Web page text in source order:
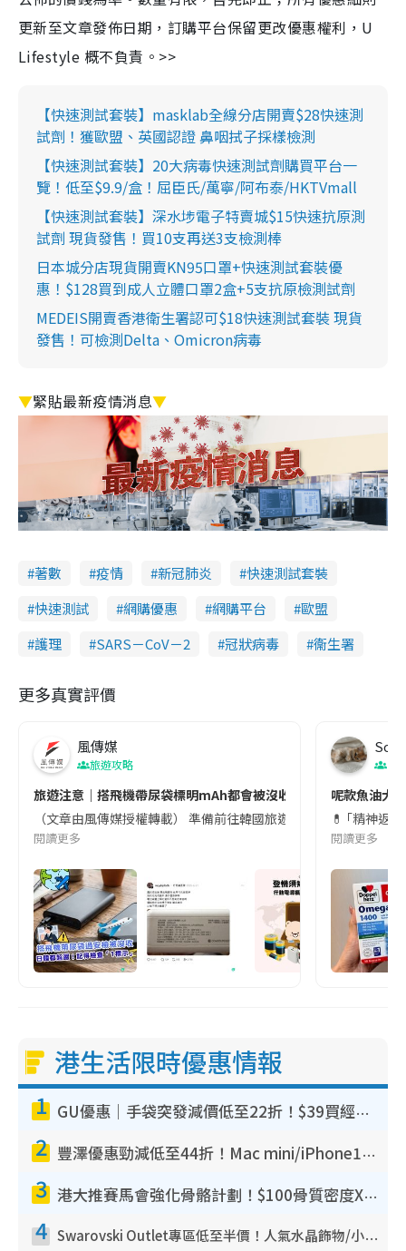
更新至文章發佈日期，訂購平台保留更改優惠權利，U
Lifestyle 概不負責。>>
【快速測試套裝】masklab全線分店開賣$28快速測
試劑！獲歐盟、英國認證 鼻咽拭子採樣檢測
【快速測試套裝】20大病毒快速測試劑購買平台一
覽！低至$9.9/盒！屈臣氏/萬寧/阿布泰/HKTVmall
【快速測試套裝】深水埗電子特賣城$15快速抗原測
試劑 現貨發售！買10支再送3支檢測棒
日本城分店現貨開賣KN95口罩+快速測試套裝優
惠！$128買到成人立體口罩2盒+5支抗原檢測試劑
MEDEIS開賣香港衛生署認可$18快速測試套裝 現貨
發售！可檢測Delta、Omicron病毒
▼緊貼最新疫情消息▼
著數 疫情 新冠肺炎
快速測試套裝
快速測試
網購優惠 網購平台
歐盟
護理
SARS－CoV－2 冠狀病毒 衞生署
更多真實評價
風傳媒
旅遊攻略
旅遊注意｜搭飛機帶尿袋標明mAh都會被沒收😱出發前切記檢查
（文章由風傳媒授權轉載） 準備前往韓國旅遊的民眾，近期要
閱讀更多
Soul
呢款魚油大
💊 ｢精神返
閱讀更多
港生活限時優惠情報
1 GU優惠｜手袋突發減價低至22折！$39買經典波士頓包/餃子袋！飾物同步減價$29起！
2 豐澤優惠勁減低至44折！Mac mini/iPhone17Pro大減價！廚房家電$220起
3 港大推賽馬會強化骨骼計劃！$100骨質密度X光檢查 完成免費運動訓練送超市禮券！附參加資格
4 Swarovski Outlet專區低至半價！人氣水晶飾物/小擺設$138起！迪士尼款/水晶高跟鞋都有平